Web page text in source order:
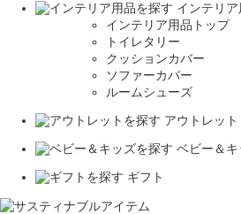
インテリア
インテリア用品トップ
トイレタリー
クッションカバー
ソファーカバー
ルームシューズ
アウトレット
ベビー＆キ
ギフト